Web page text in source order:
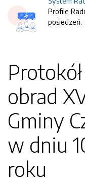
Profile
posiedzeń.
obrad
Gminy
w dniu
roku